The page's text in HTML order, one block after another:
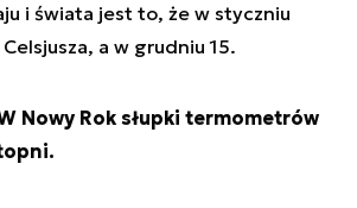
i świata jest to, że w styczniu
a w grudniu 15.
Nowy Rok słupki termometrów